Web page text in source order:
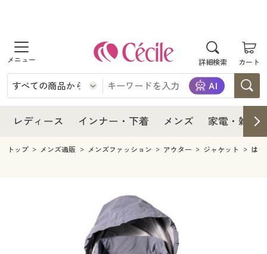
詳細検索 カート
商品を探す
レディース
レディースファッション
インナー・下着
インナー・下着通販すべて
ジュニア・ティーンズ下着
メンズ
寝具・インテリア・家具
寝具・インテリア・家具通販すべて
レディース インナー・下着 メンズ 家電・雑貨
レディース
レディース通販すべて
レディースファッション
インナー・下着
インナー・下着通販すべて
ジュニア・ティーンズ下着
メンズ
キッチン・雑貨・日用品
寝具・インテリア・家具通販すべて
美容・健康通販すべて
トップ メンズ通販 メンズファッション アウター ジャケット は